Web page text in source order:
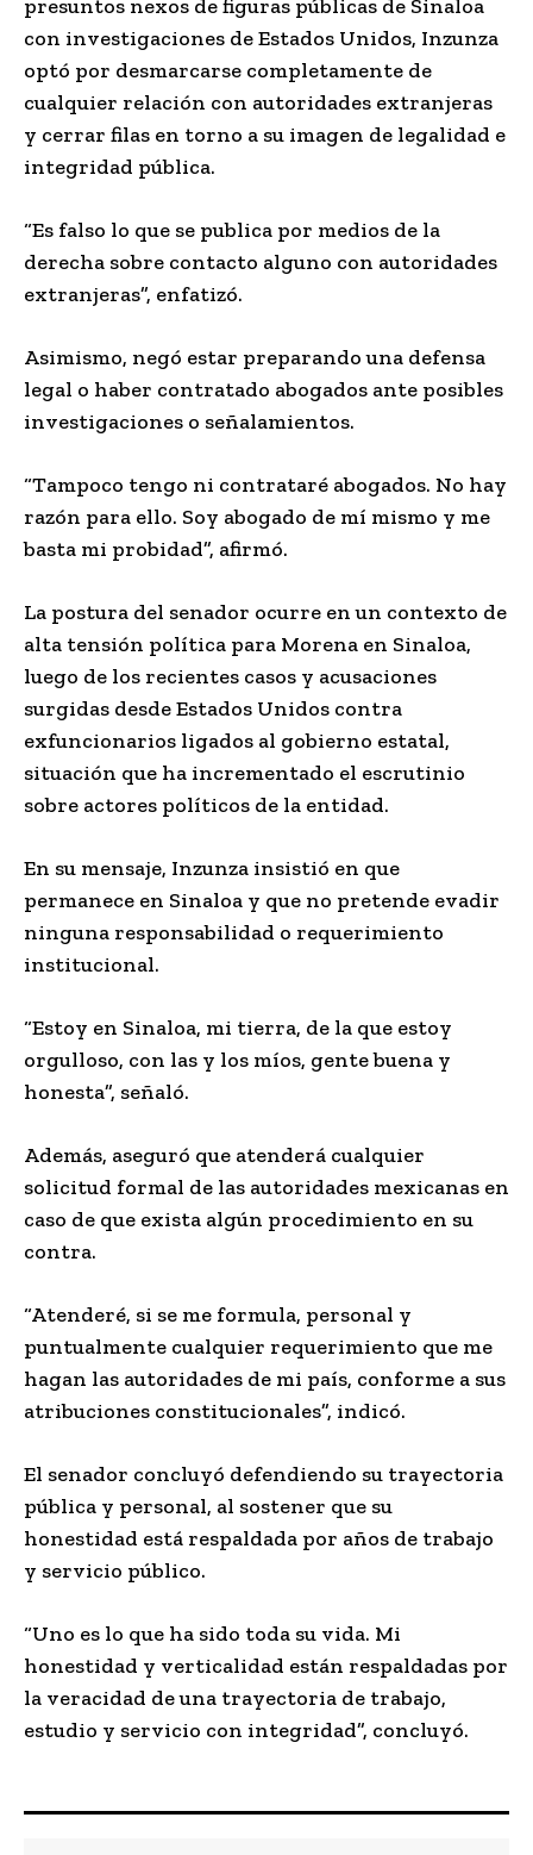
presuntos nexos de figuras públicas de Sinaloa
con investigaciones de Estados Unidos, Inzunza
optó por desmarcarse completamente de
cualquier relación con autoridades extranjeras
y cerrar filas en torno a su imagen de legalidad e
integridad pública.
“Es falso lo que se publica por medios de la
derecha sobre contacto alguno con autoridades
extranjeras”, enfatizó.
Asimismo, negó estar preparando una defensa
legal o haber contratado abogados ante posibles
investigaciones o señalamientos.
“Tampoco tengo ni contrataré abogados. No hay
razón para ello. Soy abogado de mí mismo y me
basta mi probidad”, afirmó.
La postura del senador ocurre en un contexto de
alta tensión política para Morena en Sinaloa,
luego de los recientes casos y acusaciones
surgidas desde Estados Unidos contra
exfuncionarios ligados al gobierno estatal,
situación que ha incrementado el escrutinio
sobre actores políticos de la entidad.
En su mensaje, Inzunza insistió en que
permanece en Sinaloa y que no pretende evadir
ninguna responsabilidad o requerimiento
institucional.
“Estoy en Sinaloa, mi tierra, de la que estoy
orgulloso, con las y los míos, gente buena y
honesta”, señaló.
Además, aseguró que atenderá cualquier
solicitud formal de las autoridades mexicanas en
caso de que exista algún procedimiento en su
contra.
“Atenderé, si se me formula, personal y
puntualmente cualquier requerimiento que me
hagan las autoridades de mi país, conforme a sus
atribuciones constitucionales”, indicó.
El senador concluyó defendiendo su trayectoria
pública y personal, al sostener que su
honestidad está respaldada por años de trabajo
y servicio público.
“Uno es lo que ha sido toda su vida. Mi
honestidad y verticalidad están respaldadas por
la veracidad de una trayectoria de trabajo,
estudio y servicio con integridad”, concluyó.